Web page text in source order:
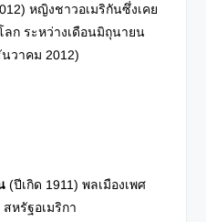
หญิงชาวอเมริกันซึ่งเคย
ก ระหว่างเดือนมิถุนายน
วาคม 2012)
(ปีเกิด 1911) พลเมืองเพศ
หรัฐอเมริกา